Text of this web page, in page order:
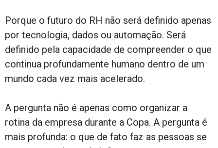
Porque o futuro do RH não será definido apenas
por tecnologia, dados ou automação. Será
definido pela capacidade de compreender o que
continua profundamente humano dentro de um
mundo cada vez mais acelerado.
A pergunta não é apenas como organizar a
rotina da empresa durante a Copa. A pergunta é
mais profunda: o que de fato faz as pessoas se